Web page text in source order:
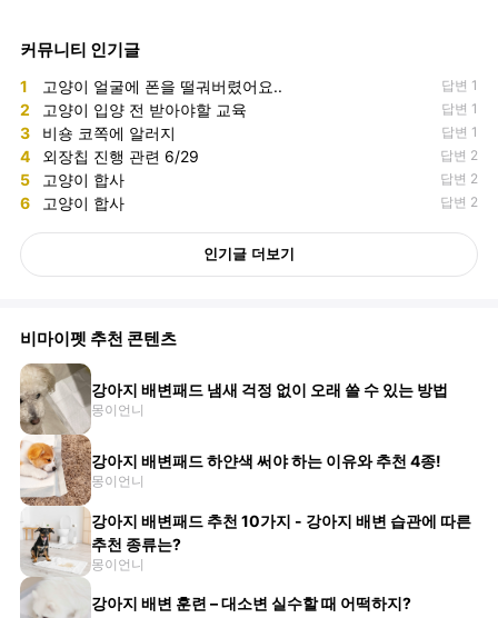
커뮤니티 인기글
1 고양이 얼굴에 폰을 떨궈버렸어요.. 답변 1
2 고양이 입양 전 받아야할 교육 답변 1
3 비숑 코쪽에 알러지 답변 1
4 외장칩 진행 관련 6/29 답변 2
5 고양이 합사 답변 2
6 고양이 합사 답변 2
인기글 더보기
비마이펫 추천 콘텐츠
강아지 배변패드 냄새 걱정 없이 오래 쓸 수 있는 방법
몽이언니
강아지 배변패드 하얀색 써야 하는 이유와 추천 4종!
몽이언니
강아지 배변패드 추천 10가지 - 강아지 배변 습관에 따른
추천 종류는?
몽이언니
강아지 배변 훈련 – 대소변 실수할 때 어떡하지?